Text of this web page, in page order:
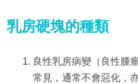
乳房硬塊的種類
良性乳房病變（良性腫
常見，通常不會惡化，